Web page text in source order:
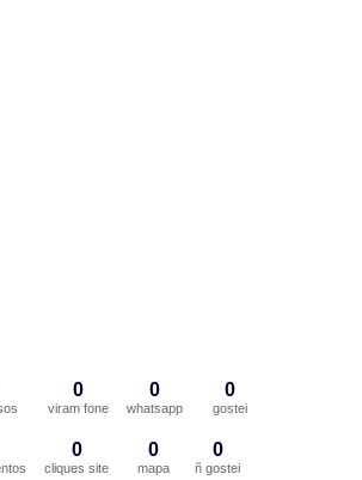
0
viram fone
0
whatsapp
0
gostei
0
cliques site
0
mapa
0
ñ gostei